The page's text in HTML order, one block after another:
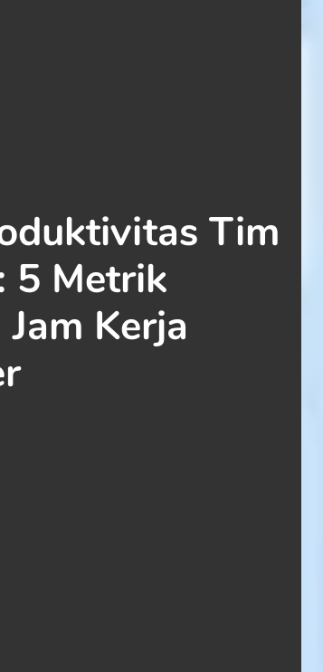
Tim
5 Metrik
Kerja